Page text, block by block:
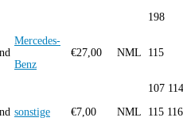
198
Mercedes-
Benz
€27,00 NML 115
sonstige €7,00 NML
107 114
115 116